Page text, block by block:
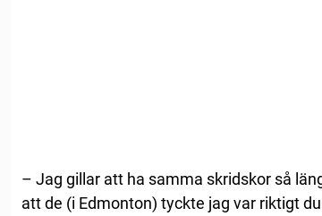
– Jag gillar att ha samma skridskor så
att de (i Edmonton) tyckte jag var riktigt